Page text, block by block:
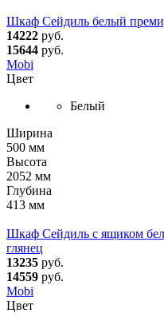
Шкаф Сейдиль белый
14222 руб.
15644 руб.
Mobi
Цвет
Белый
Ширина
500 мм
Высота
2052 мм
Глубина
413 мм
Шкаф Сейдиль с ящиком
глянец
13235 руб.
14559 руб.
Mobi
Цвет